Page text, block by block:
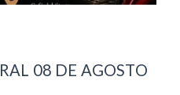
08 DE AGOSTO